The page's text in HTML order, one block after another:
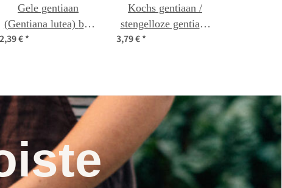
Gele gentiaan
(Gentiana lutea) bio
2,39 €*
Kochs gentiaan /
stengelloze gentiaan
(Gentiana acaulis)
3,79 €*